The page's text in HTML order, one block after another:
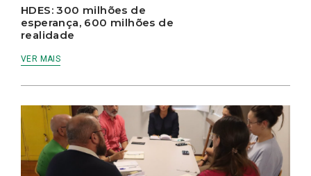
HDES: 300 milhões de
esperança, 600 milhões de
realidade
VER MAIS